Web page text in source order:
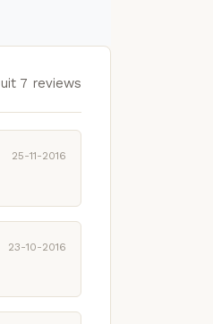
uit 7 reviews
25-11-2016
23-10-2016